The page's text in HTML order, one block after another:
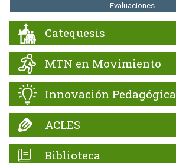
Evaluaciones
Catequesis
MTN en Movimiento
Innovación Pedagógica
ACLES
Biblioteca